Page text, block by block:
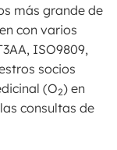
más grande de
con varios
ISO9809,
socios
(O2) en
consultas de